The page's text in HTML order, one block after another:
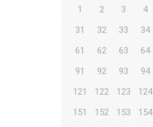
1 2 3 4
31
32 33 34
61
62 63 64
91
92 93 94
121
122 123 124
151
152 153 154